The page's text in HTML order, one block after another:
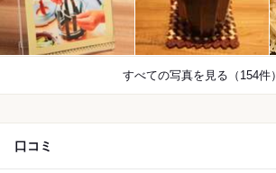
すべての写真を見る（154件）
口コミ